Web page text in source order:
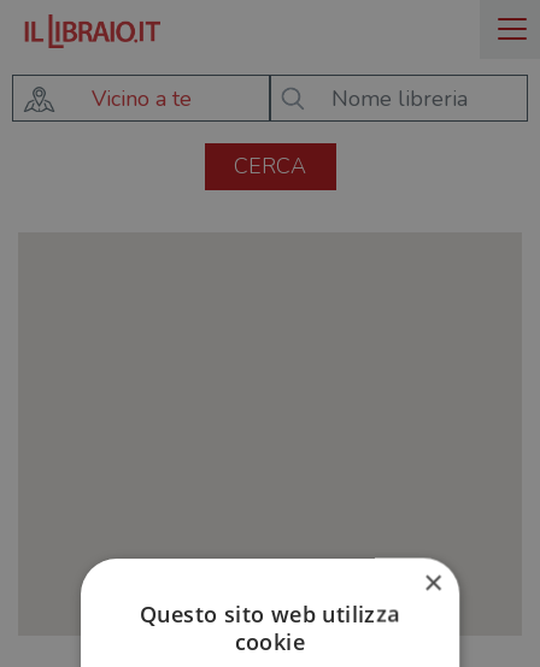
Vicino a te
×
Questo sito web utilizza
cookie